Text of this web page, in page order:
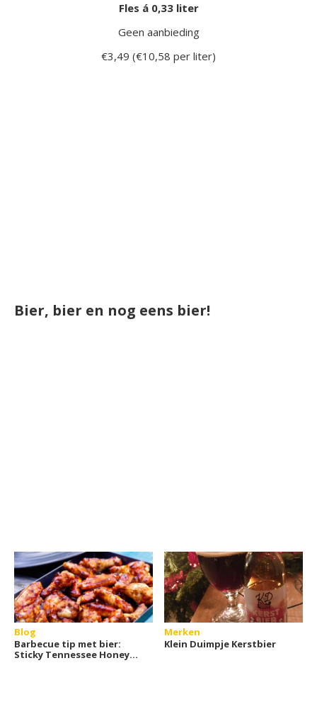
Fles á 0,33 liter
Geen aanbieding
€3,49 (€10,58 per liter)
Bier, bier en nog eens bier!
Blog
Barbecue tip met bier:
Sticky Tennessee Honey
Merken
Klein Duimpje Kerstbier